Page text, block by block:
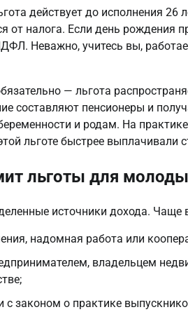
действует до исполнения
налога. Если день рождения
Неважно, учитесь вы,
— льгота
составляют пенсионеры и
и родам. На
льготе быстрее выплачивали
льготы для
источники дохода. Чаще
надомная работа или
владельцем
с законом о практике